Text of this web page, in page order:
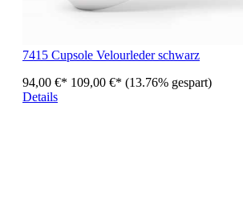
7415 Cupsole Velourleder schwarz
94,00 €* 109,00 €* (13.76% gespart)
Details